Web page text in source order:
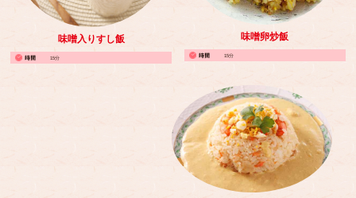
味噌入りすし飯
15分
味噌卵炒飯
15分